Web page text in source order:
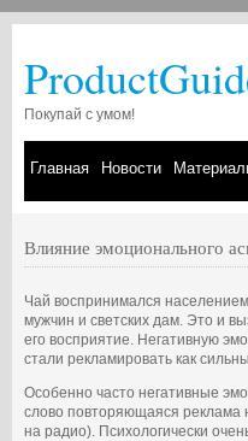
Покупай с умом!
Главная Новости
Влияние эмоционального
Чай воспринимался
мужчин и светских дам. Это и
его восприятие. Негативную
стали рекламировать как
Особенно часто негативные
слово повторяющаяся реклама
на радио). Психологически